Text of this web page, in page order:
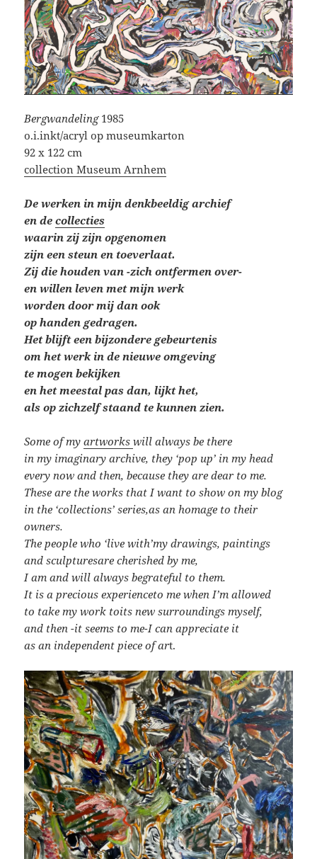
Bergwandeling1985
o.i.inkt/acryl op museumkarton
92 x 122 cm
collection Museum Arnhem
De werken in mijn denkbeeldig archief
en decollecties
waarin zij zijn opgenomen
zijn een steun en toeverlaat.
Zij die houden van -zich ontfermen over-
en willen leven met mijn werk
worden door mij dan ook
op handen gedragen.
Het blijft een bijzondere gebeurtenis
om het werk in de nieuwe omgeving
te mogen bekijken
en het meestal pas dan, lijkt het,
als op zichzelf staand te kunnen zien.
Some of myartworkswill always be there
in my imaginary archive, they ‘pop up’ in my head
every now and then, because they are dear to me.
These are the works that I want to show on my blog
in the ‘collections’ series,as an homage to their
owners.
The people who ‘live with’my drawings, paintings
and sculpturesare cherished by me,
I am and will always begrateful to them.
It is a precious experienceto me when I’m allowed
to take my work toits new surroundings myself,
and then -it seems to me-I can appreciate it
as an independent piece of art.